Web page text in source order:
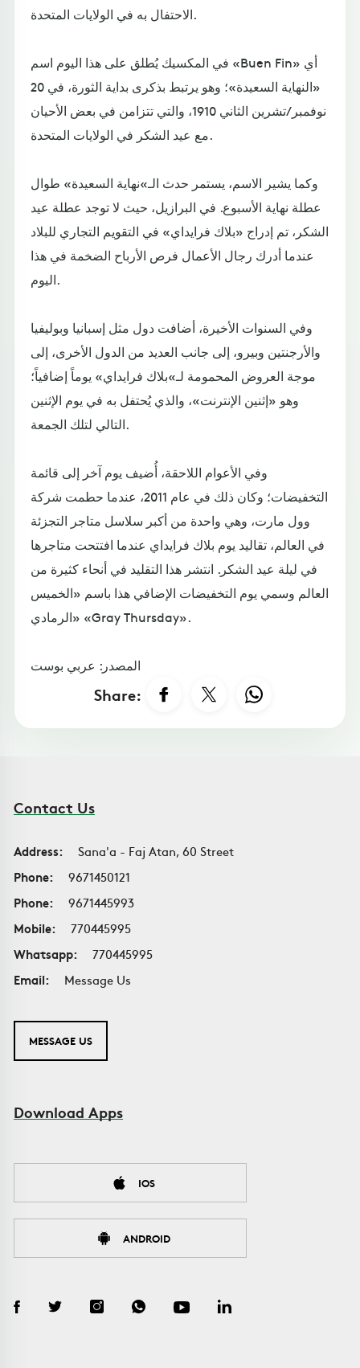
الاحتفال به في الولايات المتحدة.
في المكسيك يُطلق على هذا اليوم اسم «Buen Fin» أي
«النهاية السعيدة»؛ وهو يرتبط بذكرى بداية الثورة، في 20
نوفمبر/تشرين الثاني 1910، والتي تتزامن في بعض الأحيان
مع عيد الشكر في الولايات المتحدة.
وكما يشير الاسم، يستمر حدث الـ»نهاية السعيدة» طوال
عطلة نهاية الأسبوع. في البرازيل، حيث لا توجد عطلة عيد
الشكر، تم إدراج «بلاك فرايداي» في التقويم التجاري للبلاد
عندما أدرك رجال الأعمال فرص الأرباح الضخمة في هذا
اليوم.
وفي السنوات الأخيرة، أضافت دول مثل إسبانيا وبوليفيا
والأرجنتين وبيرو، إلى جانب العديد من الدول الأخرى، إلى
موجة العروض المحمومة لـ»بلاك فرايداي» يوماً إضافياً؛
وهو «إثنين الإنترنت»، والذي يُحتفل به في يوم الإثنين
التالي لتلك الجمعة.
وفي الأعوام اللاحقة، أُضيف يوم آخر إلى قائمة
التخفيضات؛ وكان ذلك في عام 2011، عندما حطمت شركة
وول مارت، وهي واحدة من أكبر سلاسل متاجر التجزئة
في العالم، تقاليد يوم بلاك فرايداي عندما افتتحت متاجرها
في ليلة عيد الشكر. انتشر هذا التقليد في أنحاء كثيرة من
العالم وسمي يوم التخفيضات الإضافي هذا باسم «الخميس
الرمادي» «Gray Thursday».
المصدر: عربي بوست
Share:
Contact Us
Address:
Sana'a - Faj Atan, 60 Street
Phone:
9671450121
Phone:
9671445993
Mobile:
770445995
Whatsapp:
770445995
Email:
Message Us
MESSAGE US
Download Apps
IOS
ANDROID